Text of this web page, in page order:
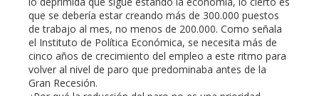
que se debería estar creando más de 300.000 puestos
de trabajo al mes, no menos de 200.000. Como señala
el Instituto de Política Económica, se necesita más de
cinco años de crecimiento del empleo a este ritmo para
volver al nivel de paro que predominaba antes de la
Gran Recesión.